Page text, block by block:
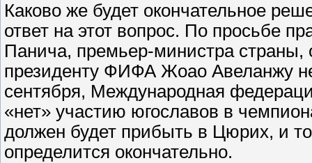
Каково же будет окончательное
ответ на этот вопрос. По просьбе
Панича, премьер-министра страны,
президенту ФИФА Жоао Авеланжу
сентября, Международная
«нет» участию югославов в
должен будет прибыть в Цюрих, и
определится окончательно.